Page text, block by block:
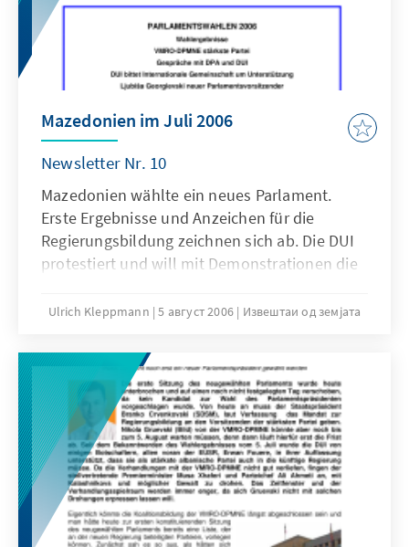
Mazedonien im Juli 2006
Newsletter Nr. 10
Mazedonien wählte ein neues Parlament.
Erste Ergebnisse und Anzeichen für die
Regierungsbildung zeichnen sich ab. Die DUI
protestiert und will mit Demonstrationen die
erreichen.
Ulrich Kleppmann 5 август 2006 Извештаи од земјата